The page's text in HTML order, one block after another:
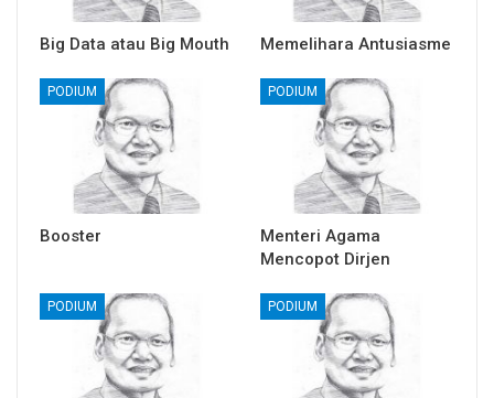
Big Data atau Big Mouth Memelihara Antusiasme
PODIUM
Booster
PODIUM
Menteri Agama
Mencopot Dirjen
PODIUM PODIUM